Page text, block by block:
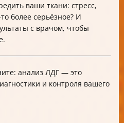
ваши ткани: стресс,
более серьёзное? И
с врачом, чтобы
анализ ЛДГ — это
и контроля вашего